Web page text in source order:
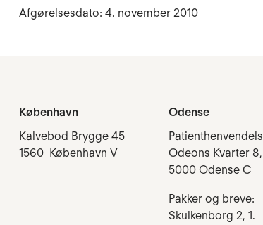
Afgørelsesdato: 4. november 2010
København
Kalvebod Brygge 45
1560 København V
Odense
Odeons Kvarter 8,
5000 Odense C
Pakker og breve:
Skulkenborg 2, 1.